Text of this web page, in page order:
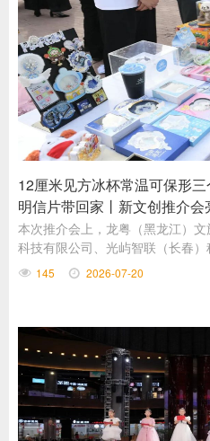
12厘米见方冰杯常温可保形
明信片带回家丨新文创推介
产品迭代升级
本次推介会上，龙粤（黑龙江）
科技有限公司、光屿智联（长春
职业学院、众德伟业等企业的各
步丰富了冰城文创伴手礼品类。
145 2026-07-20